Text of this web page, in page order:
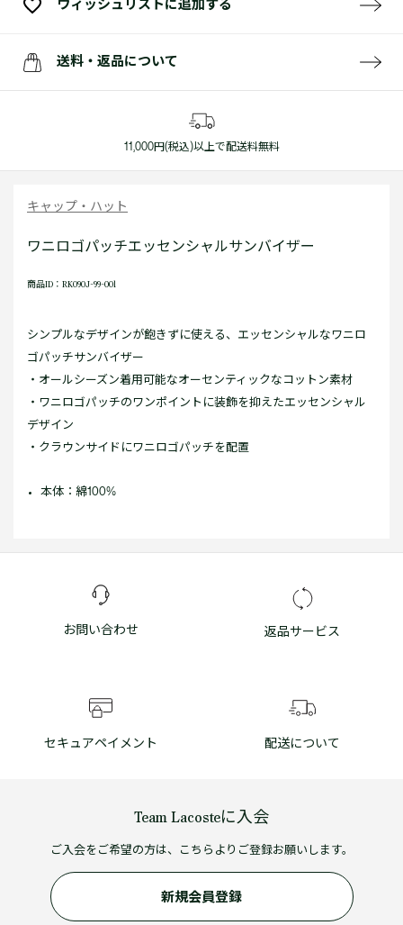
ウィッシュリストに追加する
送料・返品について
11,000円(税込)以上で配送料無料
キャップ・ハット
ワニロゴパッチエッセンシャルサンバイザー
商品ID：RK090J-99-001
シンプルなデザインが飽きずに使える、エッセンシャルなワニロ
ゴパッチサンバイザー
・オールシーズン着用可能なオーセンティックなコットン素材
・ワニロゴパッチのワンポイントに装飾を抑えたエッセンシャル
デザイン
・クラウンサイドにワニロゴパッチを配置
本体：綿100%
お問い合わせ 返品サービス
セキュアペイメント 配送について
Team Lacosteに入会
ご入会をご希望の方は、こちらよりご登録お願いします。
新規会員登録